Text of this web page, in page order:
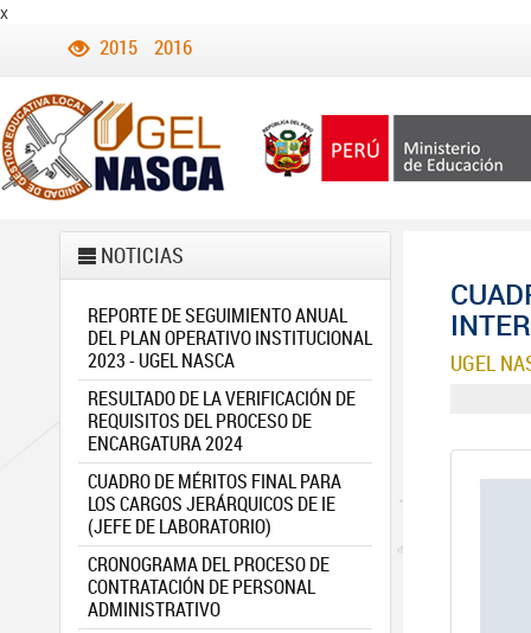
x
2015 2016
NOTICIAS
REPORTE DE SEGUIMIENTO ANUAL
DEL PLAN OPERATIVO INSTITUCIONAL
2023 - UGEL NASCA
RESULTADO DE LA VERIFICACIÓN DE
REQUISITOS DEL PROCESO DE
ENCARGATURA 2024
CUADRO DE MÉRITOS FINAL PARA
LOS CARGOS JERÁRQUICOS DE IE
(JEFE DE LABORATORIO)
CRONOGRAMA DEL PROCESO DE
CONTRATACIÓN DE PERSONAL
ADMINISTRATIVO
UGEL